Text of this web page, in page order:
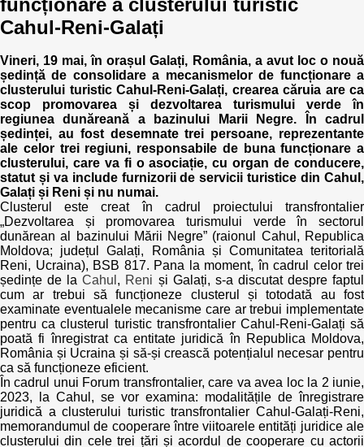
Rapoarte
Inițiative în derulare
Inițiative desfășurate
Manual de proceduri
Note & poziții​
Organigrama IDIS
Anunțuri
Consiliul consulativ internațional IDIS
Politici regionale
Bunele practici
Laborator sociometric
Transparența guvernării locale
People Watch
Proces democratic
Agenda Națională de Business
Puterea hibridă
15 minute de realism economic
Trend Hunter
Buletin EU-STRAT
Aplică la BUNELE PRACTICI
funcționare a clusterului turistic
Cahul-Reni-Galați
Vineri, 19 mai, în orașul Galați, România, a avut loc o nouă
ședință de consolidare a mecanismelor de funcționare a
clusterului turistic Cahul-Reni-Galați, crearea căruia are ca
scop promovarea și dezvoltarea turismului verde în
regiunea dunăreană a bazinului Marii Negre. În cadrul
ședinței, au fost desemnate trei persoane, reprezentante
ale celor trei regiuni, responsabile de buna funcționare a
clusterului, care va fi o asociație, cu organ de conducere,
statut și va include furnizorii de servicii turistice din Cahul,
Galați și Reni și nu numai.
Clusterul este creat în cadrul proiectului transfrontalier
„Dezvoltarea și promovarea turismului verde în sectorul
dunărean al bazinului Mării Negre” (raionul Cahul, Republica
Moldova; județul Galați, România și Comunitatea teritorială
Reni, Ucraina), BSB 817. Pana la moment, în cadrul celor trei
ședințe de laCahul , Reni și Galați, s-a discutat despre faptul
cum ar trebui să funcționeze clusterul și totodată au fost
examinate eventualele mecanisme care ar trebui implementate
pentru ca clusterul turistic transfrontalier Cahul-Reni-Galați să
poată fi înregistrat ca entitate juridică în Republica Moldova,
România și Ucraina și să-și crească potențialul necesar pentru
ca să funcționeze eficient.
În cadrul unui Forum transfrontalier, care va avea loc la 2 iunie,
2023, la Cahul, se vor examina: modalitățile de înregistrare
juridică a clusterului turistic transfrontalier Cahul-Galați-Reni,
memorandumul de cooperare între viitoarele entități juridice ale
clusterului din cele trei țări și acordul de cooperare cu actorii